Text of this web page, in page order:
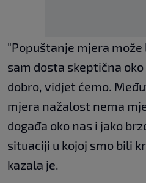
"Popuštanje mjera može
sam dosta skeptična
dobro, vidjet ćemo.
mjera nažalost nema
događa oko nas i jako
situaciji u kojoj smo bili
kazala je.